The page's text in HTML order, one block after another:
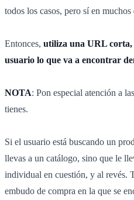
todos los casos, pero sí en muchos
Entonces, utiliza una URL corta,
usuario lo que va a encontrar
NOTA: Pon especial atención a
tienes.
Si el usuario está buscando un
llevas a un catálogo, sino que le
individual en cuestión, y al revés.
embudo de compra en la que se